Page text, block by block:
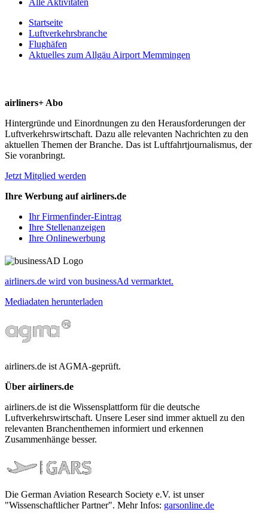
Startseite
Luftverkehrsbranche
Flughäfen
Aktuelles zum Allgäu Airport Memmingen
airliners+ Abo
Hintergründe und Einordnungen zu den Herausforderungen der
Luftverkehrswirtschaft. Dazu alle relevanten Nachrichten zu den
aktuellen Themen der Branche. Das ist Luftfahrtjournalismus, der
Sie voranbringt.
Jetzt Mitglied werden
Ihre Werbung auf airliners.de
Ihr Firmenfinder-Eintrag
Ihre Stellenanzeigen
Ihre Onlinewerbung
airliners.de wird von businessAd vermarktet.
Mediadaten herunterladen
airliners.de ist AGMA-geprüft.
Über airliners.de
airliners.de ist die Wissensplattform für die deutsche
Luftverkehrswirtschaft. Unsere Leser sind immer aktuell zu den
relevanten Branchenthemen informiert und erkennen
Zusammenhänge besser.
Die German Aviation Research Society e.V. ist unser
"Wissenschaftlicher Partner". Mehr Infos: garsonline.de